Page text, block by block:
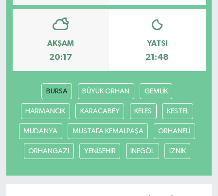
AKŞAM
20:17
YATSI
21:48
BURSA BÜYÜK ORHAN GEMLİK
HARMANCIK KARACABEY KELES KESTEL
MUDANYA MUSTAFA KEMALPAŞA ORHANELİ
ORHANGAZİ YENİŞEHİR İNEGÖL İZNİK